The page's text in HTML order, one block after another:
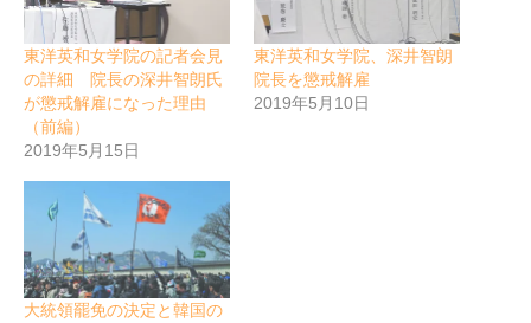
東洋英和女学院の記者会見
の詳細 院長の深井智朗氏
が懲戒解雇になった理由
（前編）
2019年5月15日
東洋英和女学院、深井智朗
院長を懲戒解雇
2019年5月10日
大統領罷免の決定と韓国の